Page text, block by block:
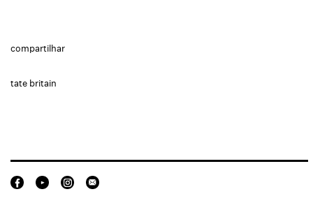
compartilhar
tate britain